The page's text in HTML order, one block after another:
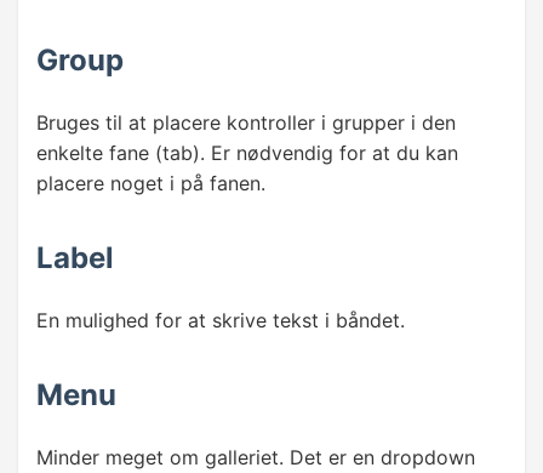
Group
Bruges til at placere kontroller i grupper i den
enkelte fane (tab). Er nødvendig for at du kan
placere noget i på fanen.
Label
En mulighed for at skrive tekst i båndet.
Menu
Minder meget om galleriet. Det er en dropdown